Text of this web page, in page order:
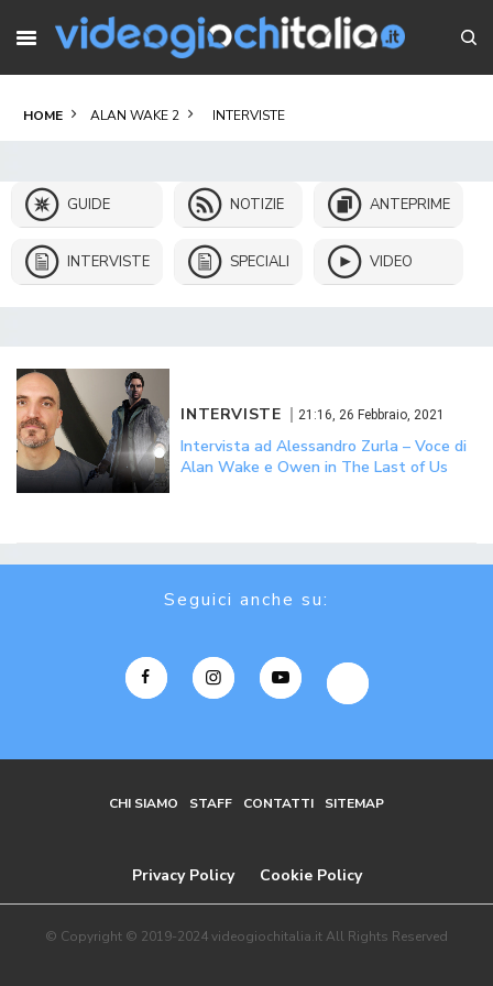
HOME ALAN WAKE 2 INTERVISTE
GUIDE NOTIZIE ANTEPRIME
INTERVISTE SPECIALI VIDEO
INTERVISTE 21:16, 26 Febbraio, 2021
Intervista ad Alessandro Zurla – Voce di
Alan Wake e Owen in The Last of Us
Seguici anche su:
CHI SIAMO STAFF CONTATTI SITEMAP
Privacy Policy Cookie Policy
© Copyright © 2019-2024 videogiochitalia.it All Rights Reserved